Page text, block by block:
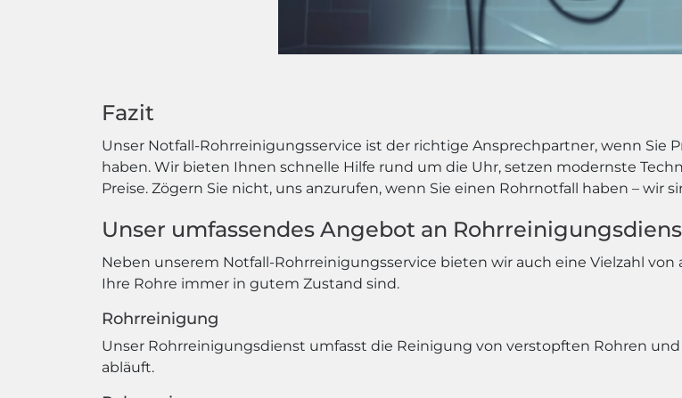
Fazit
Unser Notfall-Rohrreinigungsservice ist der richtige Ansprechpartner, wenn
haben. Wir bieten Ihnen schnelle Hilfe rund um die Uhr, setzen modernste
Preise. Zögern Sie nicht, uns anzurufen, wenn Sie einen Rohrnotfall haben – wir
Unser umfassendes Angebot an
Neben unserem Notfall-Rohrreinigungsservice bieten wir auch eine Vielzahl
Ihre Rohre immer in gutem Zustand sind.
Rohrreinigung
Unser Rohrreinigungsdienst umfasst die Reinigung von verstopften Rohren
abläuft.